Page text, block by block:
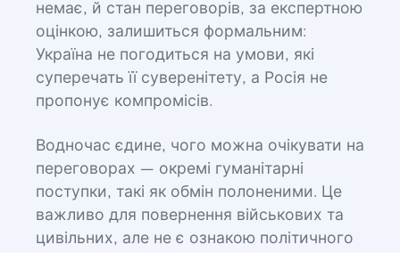
немає, й стан переговорів, за експертною
оцінкою, залишиться формальним:
Україна не погодиться на умови, які
суперечать її суверенітету, а Росія не
пропонує компромісів.
Водночас єдине, чого можна очікувати на
переговорах — окремі гуманітарні
поступки, такі як обмін полоненими. Це
важливо для повернення військових та
цивільних, але не є ознакою політичного